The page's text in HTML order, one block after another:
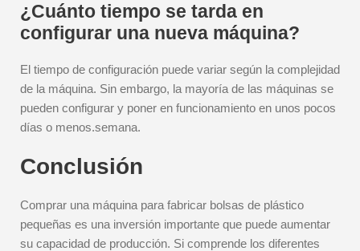
¿Cuánto tiempo se tarda en
configurar una nueva máquina?
El tiempo de configuración puede variar según la complejidad
de la máquina. Sin embargo, la mayoría de las máquinas se
pueden configurar y poner en funcionamiento en unos pocos
días o menos.semana.
Conclusión
Comprar una máquina para fabricar bolsas de plástico
pequeñas es una inversión importante que puede aumentar
su capacidad de producción. Si comprende los diferentes